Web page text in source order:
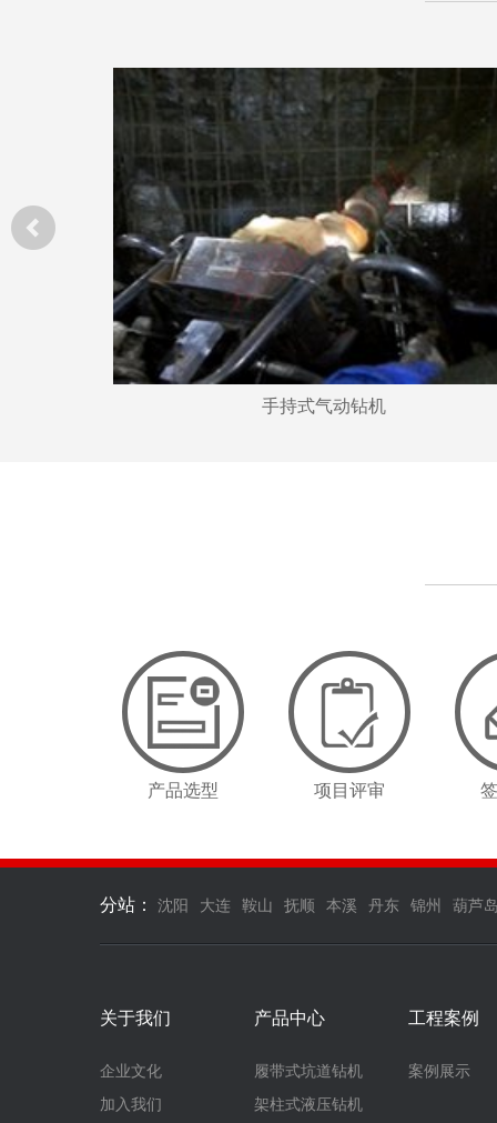
手持式气动钻机
产品选型 项目评审
分站： 沈阳 大连 鞍山 抚顺 本溪 丹东 锦州 葫芦
关于我们
企业文化
加入我们
产品中心
履带式坑道钻机
架柱式液压钻机
工程案例
案例展示